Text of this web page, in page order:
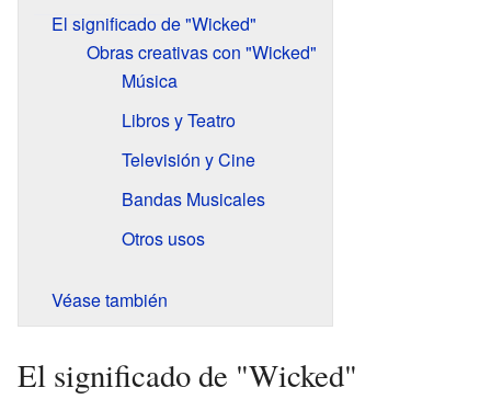
El significado de "Wicked"
Obras creativas con "Wicked"
Música
Libros y Teatro
Televisión y Cine
Bandas Musicales
Otros usos
Véase también
El significado de "Wicked"